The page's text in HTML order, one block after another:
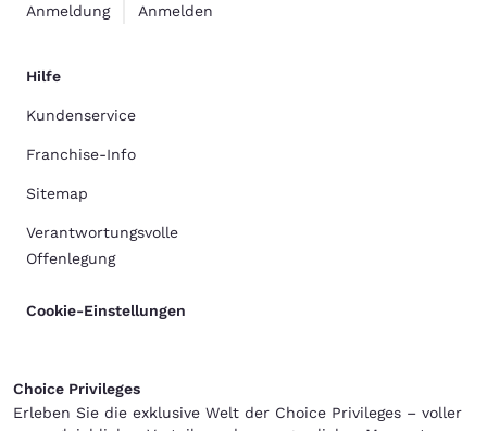
Anmeldung Anmelden
Hilfe
Kundenservice
Franchise-Info
Sitemap
Verantwortungsvolle
Offenlegung
Cookie-Einstellungen
Choice Privileges
Erleben Sie die exklusive Welt der Choice Privileges – voller